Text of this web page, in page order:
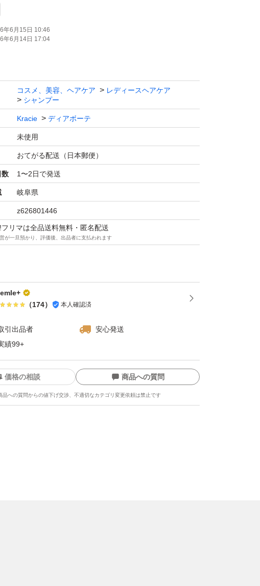
いいたします。
年6月15日 10:46
年6月14日 17:04
コスメ、美容、ヘアケア
レディースヘアケア
シャンプー
Kracie ディアボーテ
未使用
おてがる配送（日本郵便）
数 1〜2日で発送
岐阜県
z626801446
リマは全品送料無料・匿名配送
が一旦預かり、評価後、出品者に支払われます
（174） 本人確認済
引出品者
安心発送
績99+
ています
ーです
績があります
ます
価格の相談 商品への質問
品への質問からの値下げ交渉、不適切なカテゴリ変更依頼は禁止です
い